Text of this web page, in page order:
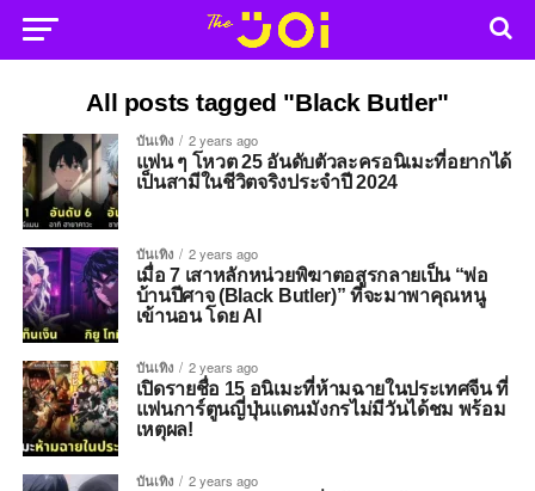
All posts tagged "Black Butler"
บันเทิง 2 years ago
แฟน ๆ โหวต 25 อันดับตัวละครอนิเมะที่อยากได้
เป็นสามีในชีวิตจริงประจำปี 2024
บันเทิง 2 years ago
เมื่อ 7 เสาหลักหน่วยพิฆาตอสูรกลายเป็น “พ่อ
บ้านปีศาจ (Black Butler)” ที่จะมาพาคุณหนู
เข้านอน โดย AI
บันเทิง 2 years ago
เปิดรายชื่อ 15 อนิเมะที่ห้ามฉายในประเทศจีน ที่
แฟนการ์ตูนญี่ปุ่นแดนมังกรไม่มีวันได้ชม พร้อม
เหตุผล!
บันเทิง 2 years ago